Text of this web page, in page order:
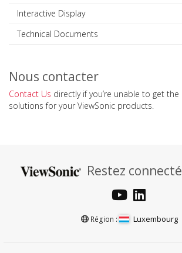
Interactive Display
Technical Documents
Nous contacter
Contact Us directly if you’re unable to get
solutions for your ViewSonic products.
Restez connecté
Région : Luxembourg